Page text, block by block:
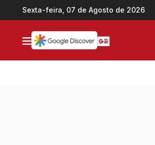
Ir direto pro conteúdo
Sexta-feira, 07 de Agosto de 2026